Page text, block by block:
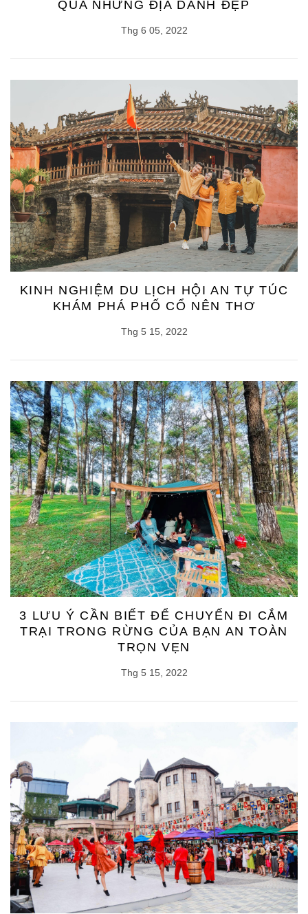
QUA NHỮNG ĐỊA DANH ĐẸP
Thg 6 05, 2022
KINH NGHIỆM DU LỊCH HỘI AN TỰ TÚC
KHÁM PHÁ PHỐ CỔ NÊN THƠ
Thg 5 15, 2022
3 LƯU Ý CẦN BIẾT ĐỂ CHUYẾN ĐI CẮM
TRẠI TRONG RỪNG CỦA BẠN AN TOÀN
TRỌN VẸN
Thg 5 15, 2022